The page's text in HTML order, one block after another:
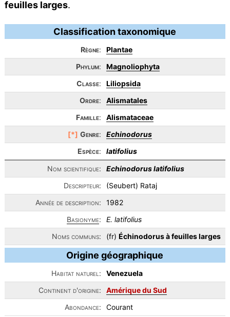
feuilles larges.
Classification taxonomique
Règne:
Plantae
Phylum:
Magnoliophyta
Classe:
Liliopsida
Ordre:
Alismatales
Famille:
Alismataceae
[*] Genre:
Echinodorus
Espèce:
latifolius
Nom scientifique:
Echinodorus latifolius
Descripteur:
(Seubert) Rataj
Année de description:
1982
Basionyme:
E. latifolius
Noms communs:
(fr) Échinodorus à feuilles larges
Origine géographique
Habitat naturel:
Venezuela
Continent d'origine:
Amérique du Sud
Abondance:
Courant